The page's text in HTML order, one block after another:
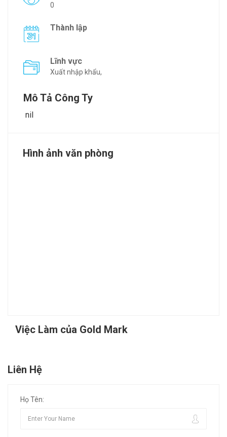
0
Thành lập
Lĩnh vực
Xuất nhập khẩu,
Mô Tả Công Ty
nil
Hình ảnh văn phòng
Việc Làm của Gold Mark
Liên Hệ
Họ Tên: